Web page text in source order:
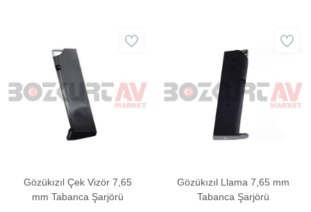
Gözükızıl Çek Vizör 7,65
mm Tabanca Şarjörü
Gözükızıl Llama 7,65 mm
Tabanca Şarjörü